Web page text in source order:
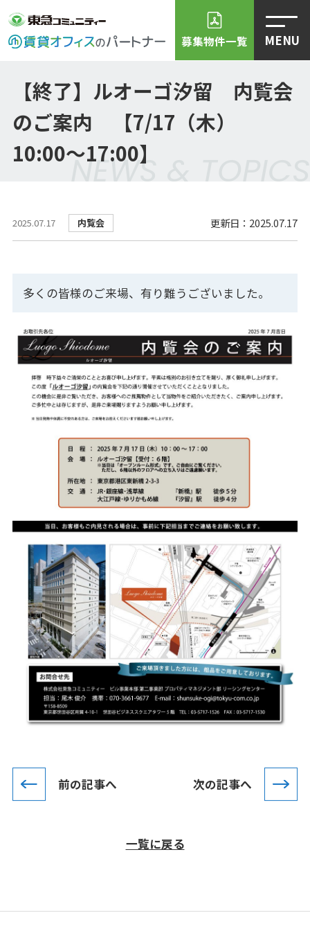
募集物件一覧 MENU
【終了】ルオーゴ汐留 内覧会
のご案内 【7/17（木）
10:00～17:00】
NEWS & TOPICS
2025.07.17 内覧会 更新日：2025.07.17
多くの皆様のご来場、有り難うございました。
前の記事へ
一覧に戻る
次の記事へ